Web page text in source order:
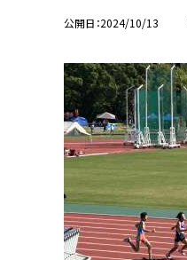
公開日 2024/10/13